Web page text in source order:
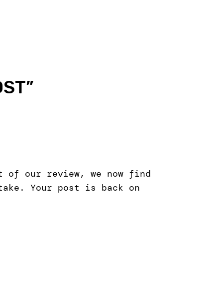
”
our review, we now find
Your post is back on